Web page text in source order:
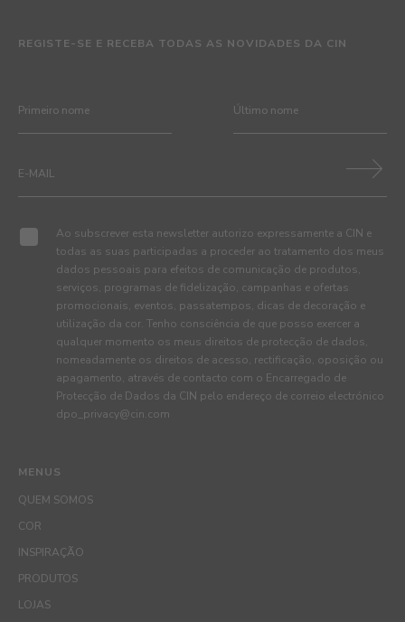
MENUS
QUEM SOMOS
COR
INSPIRAÇÃO
PRODUTOS
LOJAS
REGISTE-SE E RECEBA TODAS AS NOVIDADES DA CIN
Ao subscrever esta newsletter autorizo expressamente a CIN e
todas as suas participadas a proceder ao tratamento dos meus
dados pessoais para efeitos de comunicação de produtos,
serviços, programas de fidelização, campanhas e ofertas
promocionais, eventos, passatempos, dicas de decoração e
utilização da cor. Tenho consciência de que posso exercer a
qualquer momento os meus direitos de protecção de dados,
nomeadamente os direitos de acesso, rectificação, oposição ou
apagamento, através de contacto com o Encarregado de
Protecção de Dados da CIN pelo endereço de correio electrónico
dpo_privacy@cin.com